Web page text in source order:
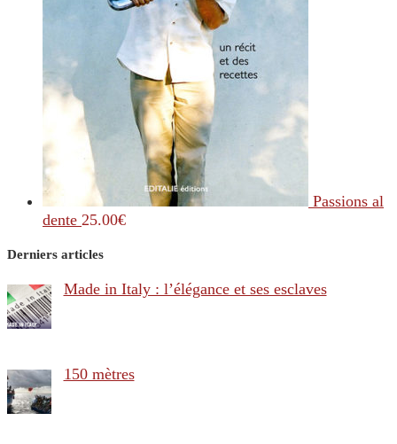
Passions al
dente 25.00€
Derniers articles
Made in Italy : l’élégance et ses esclaves
150 mètres